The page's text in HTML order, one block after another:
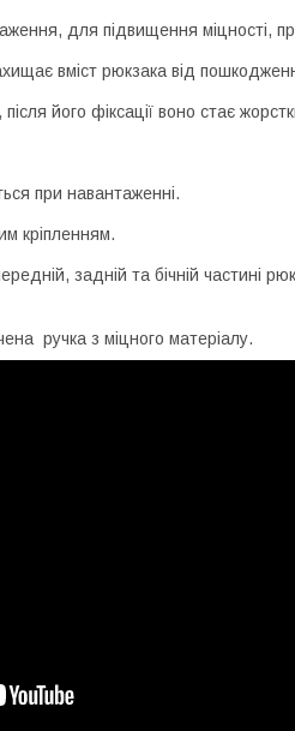
для підвищення міцності,
вміст рюкзака від
його фіксації воно стає
при навантаженні.
кріпленням.
задній та бічній частині
ручка з міцного матеріалу.